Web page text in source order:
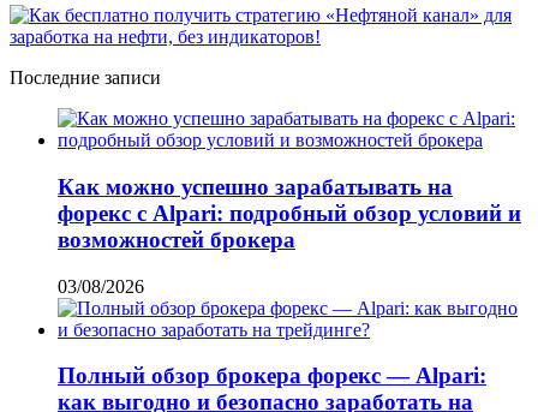
Последние записи
Как можно успешно зарабатывать на
форекс с Alpari: подробный обзор условий и
возможностей брокера
03/08/2026
Полный обзор брокера форекс — Alpari:
как выгодно и безопасно заработать на